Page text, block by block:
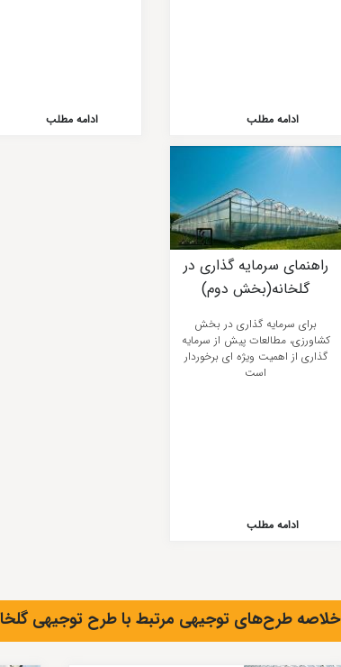
ادامه مطلب ادامه مطلب
راهنمای سرمایه گذاری در
گلخانه(بخش دوم)
برای سرمایه گذاری در بخش
کشاورزی، مطالعات پیش از سرمایه
گذاری از اهمیت ویژه ای برخوردار
است
ادامه مطلب
خلاصه طرح‌های توجیهی مرتبط با طرح توجیهی